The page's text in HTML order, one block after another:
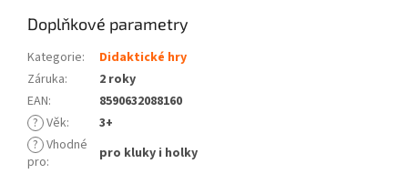
Doplňkové parametry
Kategorie:
Didaktické hry
Záruka:
2 roky
EAN:
8590632088160
? Věk:
3+
? Vhodné
pro:
pro kluky i holky